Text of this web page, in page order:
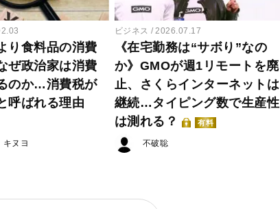
り食料品の消費
ぜ政治家は消費
のか…消費税が
呼ばれる理由
キヌヨ
ビジネス 2026.07.17
《在宅勤務は“サボり”なの
か》GMOが週1リモートを廃
止、さくらインターネットは
継続…タイピング数で生産性
は測れる？
有料
不破聡